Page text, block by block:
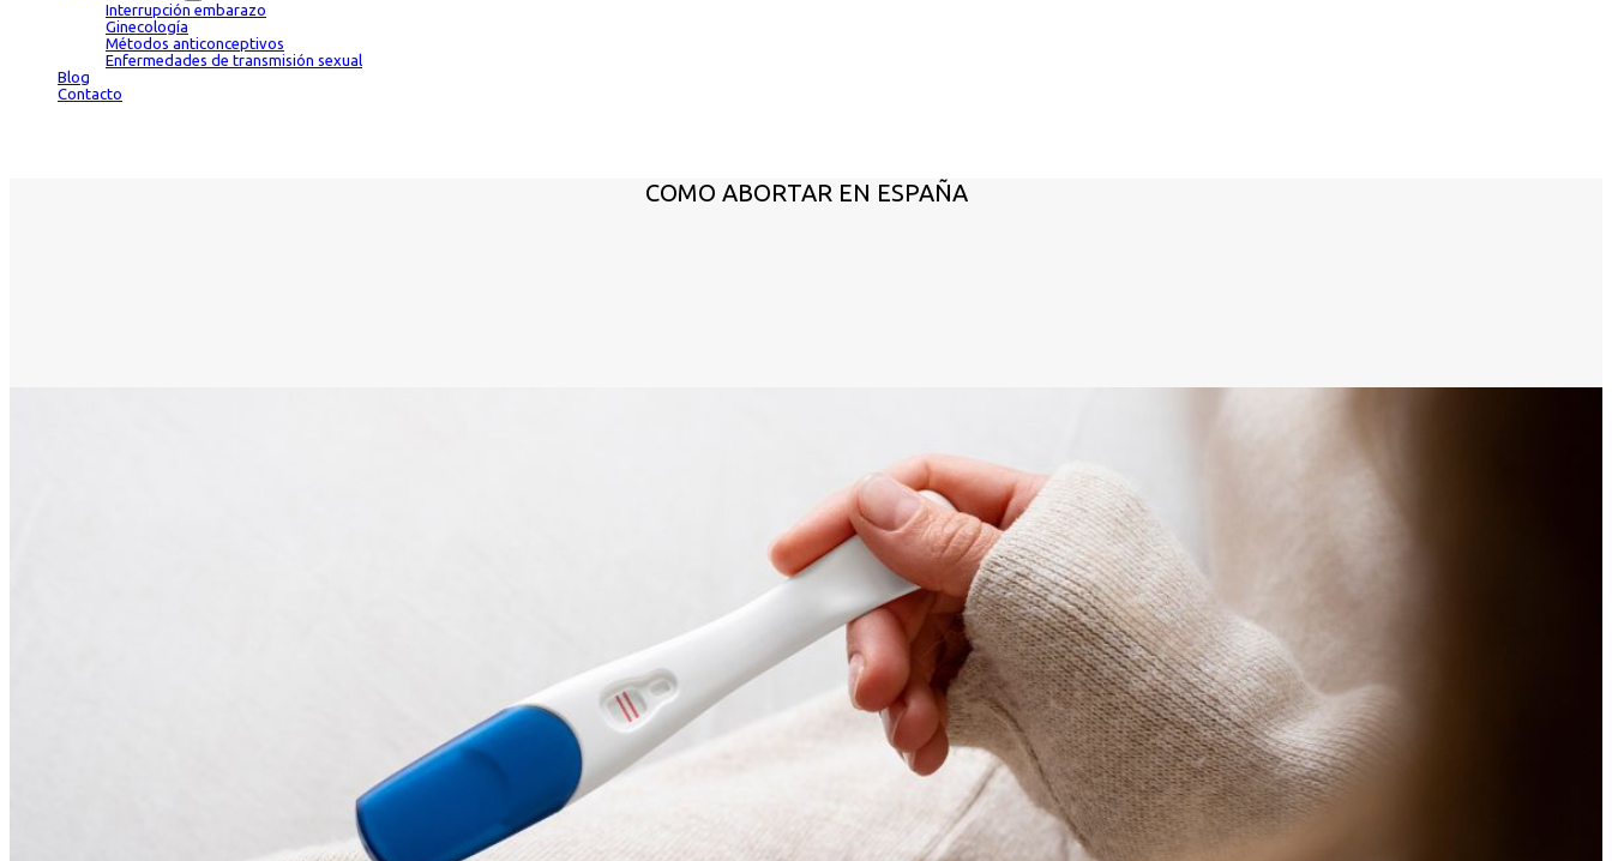
Interrupción embarazo
Ginecología
Métodos anticonceptivos
Enfermedades de transmisión sexual
Blog
Contacto
COMO ABORTAR EN ESPAÑA